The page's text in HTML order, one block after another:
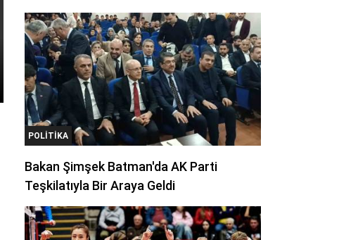
POLITIKA
Bakan Şimşek Batman'da AK Parti
Teşkilatıyla Bir Araya Geldi